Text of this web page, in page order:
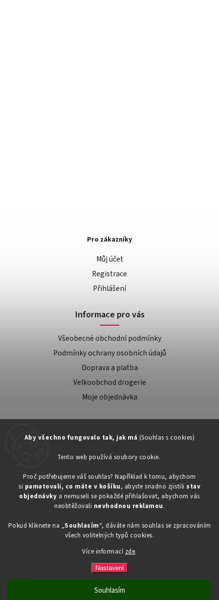
Aby všechno fungovalo tak, jak má (Souhlas s cookies)
Tento web používá soubory cookie.
Proč potřebujeme váš souhlas? Například k tomu, abychom
si pamatovali, co máte v košíku, abyste snadno zjistili stav
objednávky a nemuseli se pokaždé přihlašovat, abychom vás
neobtěžovali nevhodnou reklamou.
Pokud kliknete na „Souhlasím“, dáváte nám souhlas se zpracováním
všech volitelných typů cookies.
Více informací zde.
Nastavení
Souhlasím
734603917
eshop@toner-rl.cz
Pro zákazníky
Můj účet
Registrace
Přihlášení
Informace pro vás
Všeobecné obchodní podmínky
Podmínky ochrany osobních údajů
Doprava a platba
Velkoobchod drogerie
Moje objednávka
Copyright 2026Drogerka24.cz. Všechna práva vyhrazena.
VytvořilShoptet| Design